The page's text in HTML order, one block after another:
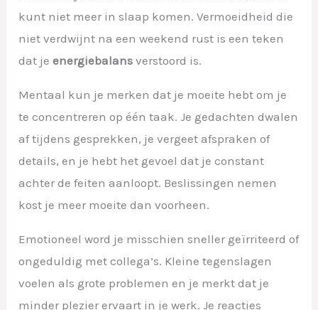
kunt niet meer in slaap komen. Vermoeidheid die
niet verdwijnt na een weekend rust is een teken
dat jeenergiebalans verstoord is.
Mentaal kun je merken dat je moeite hebt om je
te concentreren op één taak. Je gedachten dwalen
af tijdens gesprekken, je vergeet afspraken of
details, en je hebt het gevoel dat je constant
achter de feiten aanloopt. Beslissingen nemen
kost je meer moeite dan voorheen.
Emotioneel word je misschien sneller geïrriteerd of
ongeduldig met collega’s. Kleine tegenslagen
voelen als grote problemen en je merkt dat je
minder plezier ervaart in je werk. Je reacties